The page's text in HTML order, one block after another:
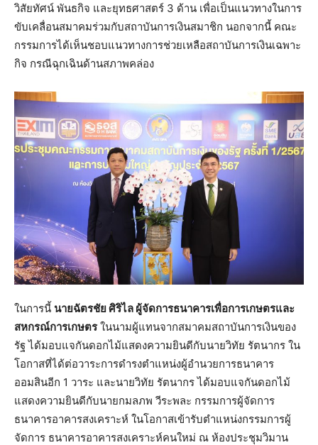
วิสัยทัศน์ พันธกิจ และยุทธศาสตร์ 3 ด้าน เพื่อเป็นแนวทางในการ
ขับเคลื่อนสมาคมร่วมกับสถาบันการเงินสมาชิก นอกจากนี้ คณะ
กรรมการได้เห็นชอบแนวทางการช่วยเหลือสถาบันการเงินเฉพาะ
กิจ กรณีฉุกเฉินด้านสภาพคล่อง
ในการนี้ นายฉัตรชัย ศิริไล ผู้จัดการธนาคารเพื่อการเกษตรและ
สหกรณ์การเกษตรในนามผู้แทนจากสมาคมสถาบันการเงินของ
รัฐ ได้มอบแจกันดอกไม้แสดงความยินดีกับนายวิทัย รัตนากร ใน
โอกาสที่ได้ต่อวาระการดำรงตำแหน่งผู้อำนวยการธนาคาร
ออมสินอีก 1 วาระ และนายวิทัย รัตนากร ได้มอบแจกันดอกไม้
แสดงความยินดีกับนายกมลภพ วีระพละ กรรมการผู้จัดการ
ธนาคารอาคารสงเคราะห์ ในโอกาสเข้ารับตำแหน่งกรรมการผู้
จัดการ ธนาคารอาคารสงเคราะห์คนใหม่ ณ ห้องประชุมวิมาน